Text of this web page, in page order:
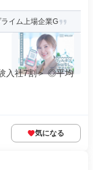
イム上場企業G
入社7割＞ ◎平均
気になる